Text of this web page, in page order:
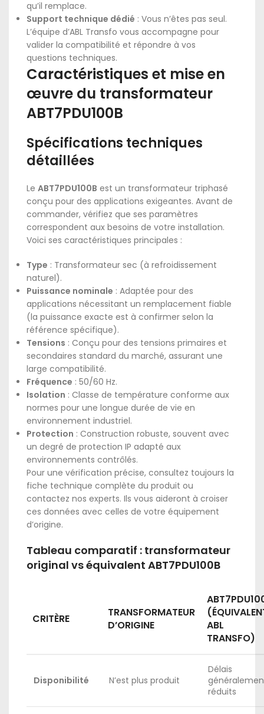
qu’il remplace.
Support technique dédié : Vous n’êtes pas seul.
L’équipe d’ABL Transfo vous accompagne pour
valider la compatibilité et répondre à vos
questions techniques.
Caractéristiques et mise en
œuvre du transformateur
ABT7PDU100B
Spécifications techniques
détaillées
Le ABT7PDU100B est un transformateur triphasé
conçu pour des applications exigeantes. Avant de
commander, vérifiez que ses paramètres
correspondent aux besoins de votre installation.
Voici ses caractéristiques principales :
Type : Transformateur sec (à refroidissement
naturel).
Puissance nominale : Adaptée pour des
applications nécessitant un remplacement fiable
(la puissance exacte est à confirmer selon la
référence spécifique).
Tensions : Conçu pour des tensions primaires et
secondaires standard du marché, assurant une
large compatibilité.
Fréquence : 50/60 Hz.
Isolation : Classe de température conforme aux
normes pour une longue durée de vie en
environnement industriel.
Protection : Construction robuste, souvent avec
un degré de protection IP adapté aux
environnements contrôlés.
Pour une vérification précise, consultez toujours la
fiche technique complète du produit ou
contactez nos experts. Ils vous aideront à croiser
ces données avec celles de votre équipement
d’origine.
Tableau comparatif : transformateur
original vs équivalent ABT7PDU100B
CRITÈRE
TRANSFORMATEUR
D’ORIGINE
ABL
TRANSFO)
Disponibilité N’est plus produit
Délais
réduits